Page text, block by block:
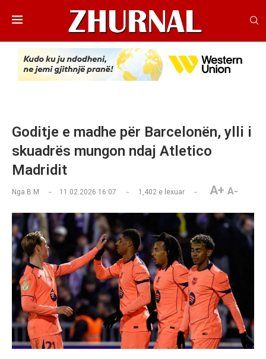
Goditje e madhe për Barcelonën, ylli i
skuadrës mungon ndaj Atletico
Madridit
Nga B.M 11.02.2026 16:07 1,402 e lexuar A+ A-